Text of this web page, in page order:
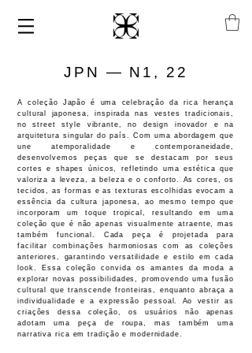
JPN — N1, 22
A coleção Japão é uma celebração da rica herança
cultural japonesa, inspirada nas vestes tradicionais,
no street style vibrante, no design inovador e na
arquitetura singular do país. Com uma abordagem que
une atemporalidade e contemporaneidade,
desenvolvemos peças que se destacam por seus
cortes e shapes únicos, refletindo uma estética que
valoriza a leveza, a beleza e o conforto. As cores, os
tecidos, as formas e as texturas escolhidas evocam a
essência da cultura japonesa, ao mesmo tempo que
incorporam um toque tropical, resultando em uma
coleção que é não apenas visualmente atraente, mas
também funcional. Cada peça é projetada para
facilitar combinações harmoniosas com as coleções
anteriores, garantindo versatilidade e estilo em cada
look. Essa coleção convida os amantes da moda a
explorar novas possibilidades, promovendo uma fusão
cultural que transcende fronteiras, enquanto abraça a
individualidade e a expressão pessoal. Ao vestir as
criações dessa coleção, os usuários não apenas
adotam uma peça de roupa, mas também uma
narrativa rica em tradição e modernidade.